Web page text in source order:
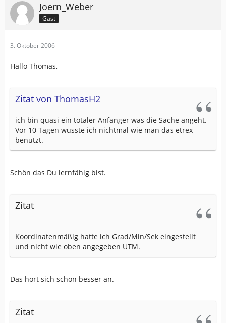
Joern_Weber
Gast
3. Oktober 2006
Hallo Thomas,
Zitat von ThomasH2
ich bin quasi ein totaler Anfänger was die Sache angeht.
Vor 10 Tagen wusste ich nichtmal wie man das etrex
benutzt.
Schön das Du lernfähig bist.
Zitat
Koordinatenmäßig hatte ich Grad/Min/Sek eingestellt
und nicht wie oben angegeben UTM.
Das hört sich schon besser an.
Zitat